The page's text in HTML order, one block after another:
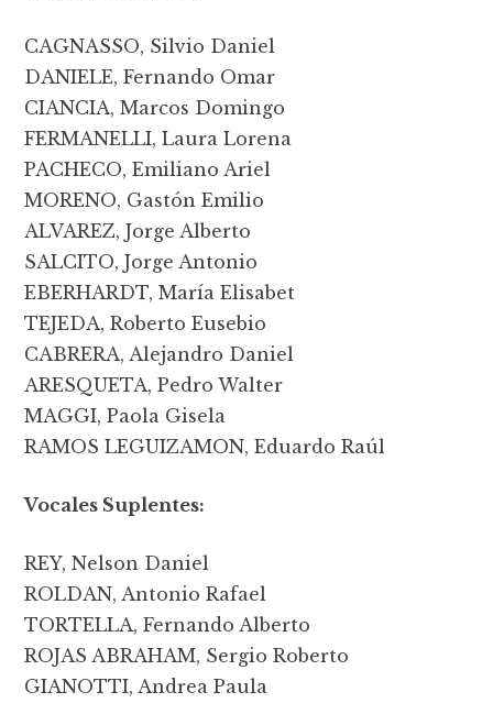
CAGNASSO, Silvio Daniel
DANIELE, Fernando Omar
CIANCIA, Marcos Domingo
FERMANELLI, Laura Lorena
PACHECO, Emiliano Ariel
MORENO, Gastón Emilio
ALVAREZ, Jorge Alberto
SALCITO, Jorge Antonio
EBERHARDT, María Elisabet
TEJEDA, Roberto Eusebio
CABRERA, Alejandro Daniel
ARESQUETA, Pedro Walter
MAGGI, Paola Gisela
RAMOS LEGUIZAMON, Eduardo Raúl
Vocales Suplentes:
REY, Nelson Daniel
ROLDAN, Antonio Rafael
TORTELLA, Fernando Alberto
ROJAS ABRAHAM, Sergio Roberto
GIANOTTI, Andrea Paula